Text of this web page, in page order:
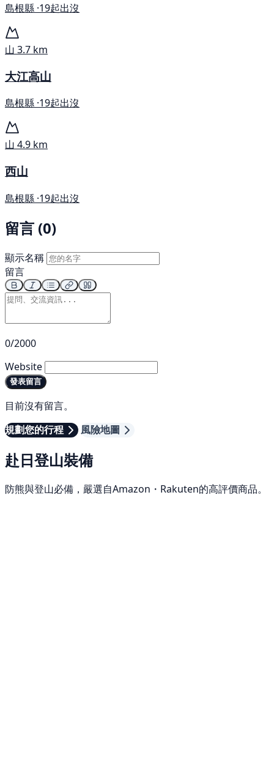
島根縣 ·19起出沒
山 3.7 km
大江高山
島根縣 ·19起出沒
山 4.9 km
西山
島根縣 ·19起出沒
留言 (0)
顯示名稱
留言
0/2000
Website
發表留言
目前沒有留言。
規劃您的行程
風險地圖
赴日登山裝備
防熊與登山必備，嚴選自Amazon・Rakuten的高評價商品。